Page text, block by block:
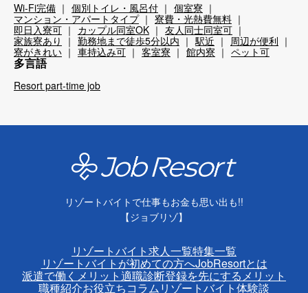
Wi-Fi完備 個別トイレ・風呂付
個室寮
マンション・アパートタイプ
寮費・光熱費無料
即日入寮可
カップル同室OK
友人同士同室可
家族寮あり
勤務地まで徒歩5分以内 駅近
周辺が便利
寮がきれい
車持込み可 客室寮 館内寮 ペット可
多言語
Resort part-time job
リゾートバイトで仕事もお金も思い出も!!
【ジョブリゾ】
リゾートバイト求人一覧特集一覧
リゾートバイトが初めての方へJobResortとは
派遣で働くメリット適職診断登録を先にするメリット
職種紹介お役立ちコラムリゾートバイト体験談